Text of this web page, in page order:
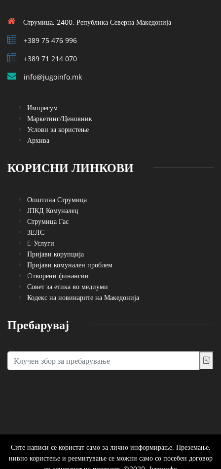
Струмица, 2400, Република Северна Македонија
+389 75 476 996
+389 71 214 070
info@jugoinfo.mk
Импресум
Маркетинг/Ценовник
Услови за користење
Архива
КОРИСНИ ЛИНКОВИ
Општина Струмица
ЈПКД Комуналец
Струмица Гас
ЗЕЛС
E-Услуги
Пријави корупција
Пријави комунален проблем
Oтворени финансии
Совет за етика во медиуми
Кодекс на новинарите на Македонија
Пребарувај
Сите написи се користат само за лично информирање. Преземање,
нивно користење и реемитување се можни само со посебен договор